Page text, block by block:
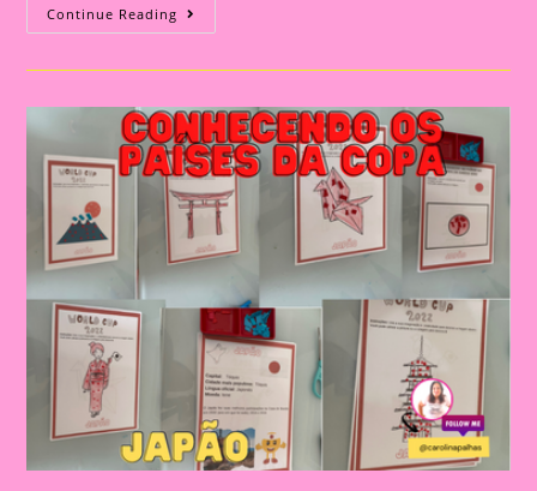
Continue Reading Conhecendo
Os
Da
Mudo
(Estados
Unidos)